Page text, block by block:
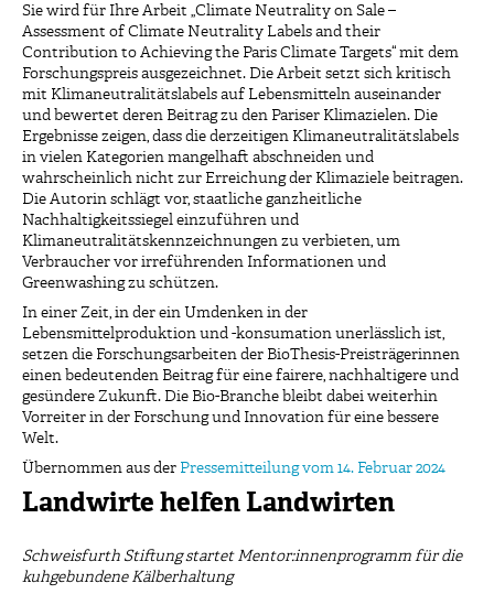
Sie wird für Ihre Arbeit „Climate Neutrality on Sale –
Assessment of Climate Neutrality Labels and their
Contribution to Achieving the Paris Climate Targets“ mit dem
Forschungspreis ausgezeichnet. Die Arbeit setzt sich kritisch
mit Klimaneutralitätslabels auf Lebensmitteln auseinander
und bewertet deren Beitrag zu den Pariser Klimazielen. Die
Ergebnisse zeigen, dass die derzeitigen Klimaneutralitätslabels
in vielen Kategorien mangelhaft abschneiden und
wahrscheinlich nicht zur Erreichung der Klimaziele beitragen.
Die Autorin schlägt vor, staatliche ganzheitliche
Nachhaltigkeitssiegel einzuführen und
Klimaneutralitätskennzeichnungen zu verbieten, um
Verbraucher vor irreführenden Informationen und
Greenwashing zu schützen.
In einer Zeit, in der ein Umdenken in der
Lebensmittelproduktion und -konsumation unerlässlich ist,
setzen die Forschungsarbeiten der BioThesis-Preisträgerinnen
einen bedeutenden Beitrag für eine fairere, nachhaltigere und
gesündere Zukunft. Die Bio-Branche bleibt dabei weiterhin
Vorreiter in der Forschung und Innovation für eine bessere
Welt.
Übernommen aus der Pressemitteilung vom 14. Februar 2024
Landwirte helfen Landwirten
Schweisfurth Stiftung startet Mentor:innenprogramm für die
kuhgebundene Kälberhaltung